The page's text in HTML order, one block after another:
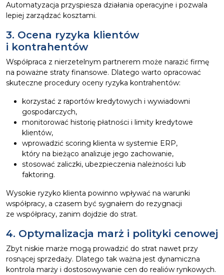
Automatyzacja przyspiesza działania operacyjne i pozwala
lepiej zarządzać kosztami.
3. Ocena ryzyka klientów
i kontrahentów
Współpraca z nierzetelnym partnerem może narazić firmę
na poważne straty finansowe. Dlatego warto opracować
skuteczne procedury oceny ryzyka kontrahentów:
korzystać z raportów kredytowych i wywiadowni
gospodarczych,
monitorować historię płatności i limity kredytowe
klientów,
wprowadzić scoring klienta w systemie ERP,
który na bieżąco analizuje jego zachowanie,
stosować zaliczki, ubezpieczenia należności lub
faktoring.
Wysokie ryzyko klienta powinno wpływać na warunki
współpracy, a czasem być sygnałem do rezygnacji
ze współpracy, zanim dojdzie do strat.
4. Optymalizacja marż i polityki cenowej
Zbyt niskie marże mogą prowadzić do strat nawet przy
rosnącej sprzedaży. Dlatego tak ważna jest dynamiczna
kontrola marży i dostosowywanie cen do realiów rynkowych.